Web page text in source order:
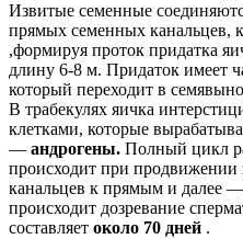
Извитые семенные
прямых семенных канальцев,
,формируя проток придатка
длину 6-8 м. Придаток имеет
который переходит в
В трабекулях яичка
клетками, которые
— андрогены. Полный цикл
происходит при
канальцев к прямым и далее
происходит дозревание
составляет около 70 дней .